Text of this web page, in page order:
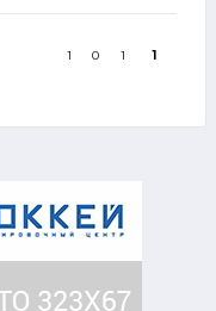
1 0 1 1